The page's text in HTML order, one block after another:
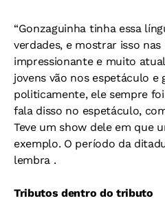
“Gonzaguinha tinha essa
verdades, e mostrar isso nas
impressionante e muito
jovens vão nos espetáculo e
politicamente, ele sempre
fala disso no espetáculo,
Teve um show dele em que
exemplo. O período da
lembra .
Tributos dentro do tributo